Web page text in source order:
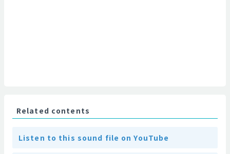
Related contents
Listen to this sound file on YouTube